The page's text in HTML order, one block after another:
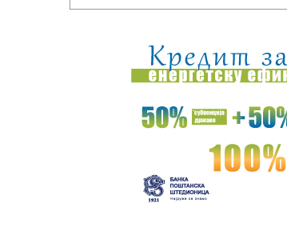
10:27:Glavobolja Barselone:
10:25:10 „бакиних хобија” који
Улица на Детелинари без
10:22:Građani sve više pitaju AI